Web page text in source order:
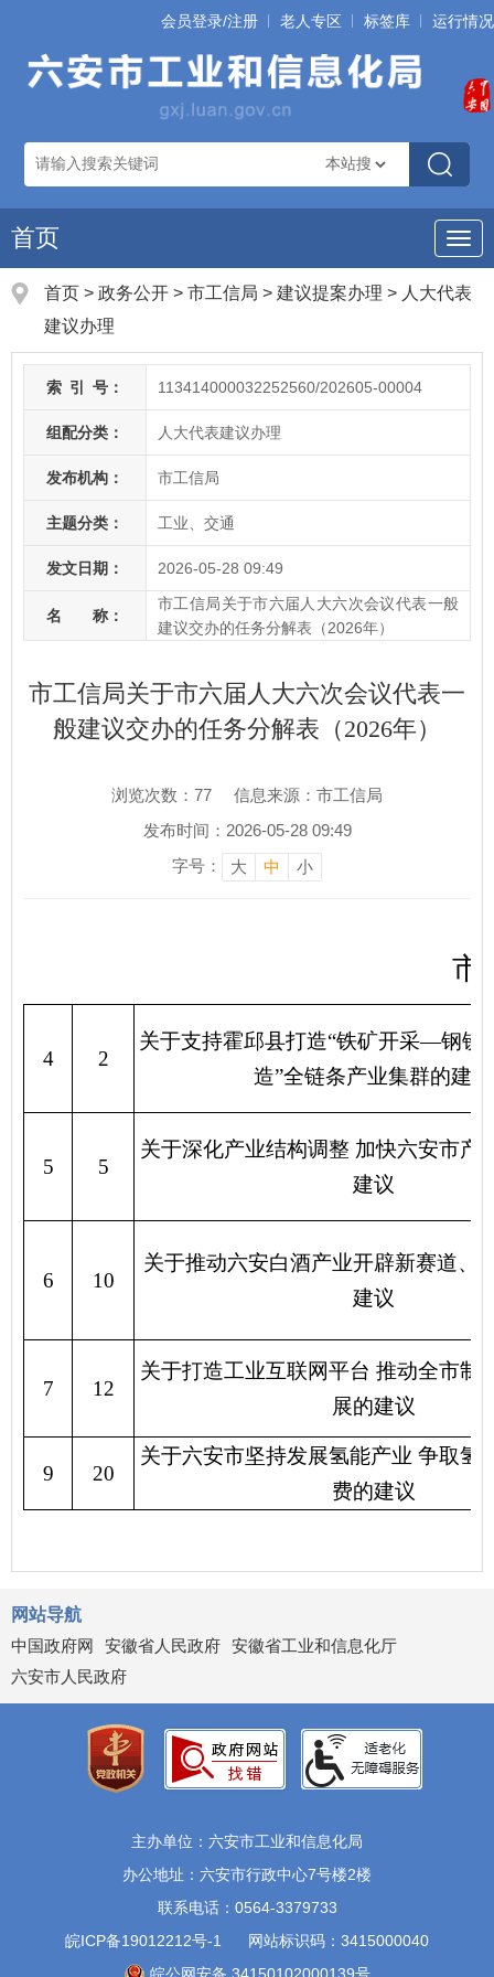
会员登录/注册 老人专区 标签库 运行情况
导
航
首页
首页 > 政务公开 > 市工信局 > 建议提案办理 > 人大代表
建议办理
索 引 号： 113414000032252560/202605-00004
组配分类： 人大代表建议办理
发布机构： 市工信局
主题分类： 工业、交通
发文日期： 2026-05-28 09:49
名 称：
市工信局关于市六届人大六次会议代表一般
建议交办的任务分解表（2026年）
市工信局关于市六届人大六次会议代表一
般建议交办的任务分解表（2026年）
浏览次数： 77
信息来源：市工信局
发布时间：2026-05-28 09:49
字号：
大 中 小
市
4 2
关于支持霍邱县打造“铁矿开采—钢铁
造”全链条产业集群的建议
5 5
关于深化产业结构调整 加快六安市产
建议
6 10
关于推动六安白酒产业开辟新赛道、
建议
7 12
关于打造工业互联网平台 推动全市制
展的建议
9 20
关于六安市坚持发展氢能产业 争取氢
费的建议
网站导航
中国政府网
安徽省人民政府 安徽省工业和信息化厅
六安市人民政府
主办单位：六安市工业和信息化局
办公地址：六安市行政中心7号楼2楼
联系电话：0564-3379733
皖ICP备19012212号-1
网站标识码：3415000040